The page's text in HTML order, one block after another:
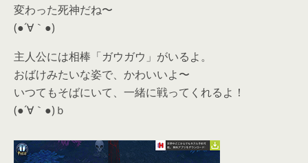
変わった死神だね〜
(●´∀｀●)
主人公には相棒「ガウガウ」がいるよ。
おばけみたいな姿で、かわいいよ〜
いつてもそばにいて、一緒に戦ってくれるよ！
(●´∀｀●)ｂ